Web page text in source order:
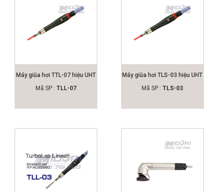
Máy giũa hơi TTL-07 hiệu UHT
Mã SP : TLL-07
Máy giũa hơi TLS-03 hiệu UHT
Mã SP : TLS-03